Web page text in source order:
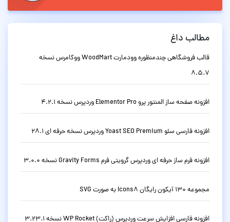
مطالب داغ
قالب فروشگاهی چندمنظوره وودمارت WoodMart ووکامرس نسخه
8.5.7
افزونه صفحه ساز المنتور پرو Elementor Pro وردپرس نسخه 4.2.1
افزونه فارسی سئو Yoast SEO Premium وردپرس نسخه حرفه ای 28.1
افزونه فرم ساز حرفه ای وردپرس گرویتی فرم Gravity Forms نسخه 3.0.0
مجموعه 130 آیکون رایگان Icons8 به صورت SVG
افزونه فارسی افزایش سرعت وردپرس (راکت) WP Rocket نسخه 3.23.1